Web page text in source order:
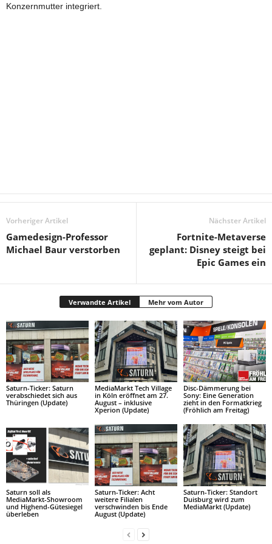
Konzernmutter integriert.
Vorheriger Artikel
Gamedesign-Professor
Michael Baur verstorben
Nächster Artikel
Fortnite-Metaverse
geplant: Disney steigt bei
Epic Games ein
Verwandte Artikel Mehr vom Autor
Saturn-Ticker: Saturn
verabschiedet sich aus
Thüringen (Update)
MediaMarkt Tech Village
in Köln eröffnet am 27.
August – inklusive
Xperion (Update)
Disc-Dämmerung bei
Sony: Eine Generation
zieht in den Formatkrieg
(Fröhlich am Freitag)
Saturn soll als
MediaMarkt-Showroom
und Highend-Gütesiegel
überleben
Saturn-Ticker: Acht
weitere Filialen
verschwinden bis Ende
August (Update)
Saturn-Ticker: Standort
Duisburg wird zum
MediaMarkt (Update)